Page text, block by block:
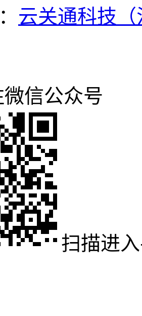
云关通科技
微信公众号
扫描进